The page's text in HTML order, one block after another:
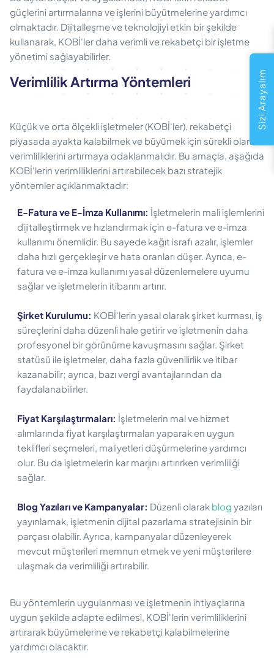
güçlerini artırmalarına ve işlerini büyütmelerine yardımcı
olmaktadır. Dijitalleşme ve teknolojiyi etkin bir şekilde
kullanarak, KOBİ'ler daha verimli ve rekabetçi bir işletme
yönetimi sağlayabilirler.
Verimlilik Artırma Yöntemleri
Küçük ve orta ölçekli işletmeler (KOBİ'ler), rekabetçi
piyasada ayakta kalabilmek ve büyümek için sürekli olarak
verimliliklerini artırmaya odaklanmalıdır. Bu amaçla, aşağıda
KOBİ'lerin verimliliklerini artırabilecek bazı stratejik
yöntemler açıklanmaktadır:
E-Fatura ve E-İmza Kullanımı: İşletmelerin mali işlemlerini
dijitalleştirmek ve hızlandırmak için e-fatura ve e-imza
kullanımı önemlidir. Bu sayede kağıt israfı azalır, işlemler
daha hızlı gerçekleşir ve hata oranları düşer. Ayrıca, e-
fatura ve e-imza kullanımı yasal düzenlemelere uyumu
sağlar ve işletmelerin itibarını artırır.
Şirket Kurulumu: KOBİ'lerin yasal olarak şirket kurması, iş
süreçlerini daha düzenli hale getirir ve işletmenin daha
profesyonel bir görünüme kavuşmasını sağlar. Şirket
statüsü ile işletmeler, daha fazla güvenilirlik ve itibar
kazanabilir; ayrıca, bazı vergi avantajlarından da
faydalanabilirler.
Fiyat Karşılaştırmaları: İşletmelerin mal ve hizmet
alımlarında fiyat karşılaştırmaları yaparak en uygun
teklifleri seçmeleri, maliyetleri düşürmelerine yardımcı
olur. Bu da işletmelerin kar marjını artırırken verimliliği
sağlar.
Blog Yazıları ve Kampanyalar: Düzenli olarak blog yazıları
yayınlamak, işletmenin dijital pazarlama stratejisinin bir
parçası olabilir. Ayrıca, kampanyalar düzenleyerek
mevcut müşterileri memnun etmek ve yeni müşterilere
ulaşmak da verimliliği artırabilir.
Bu yöntemlerin uygulanması ve işletmenin ihtiyaçlarına
uygun şekilde adapte edilmesi, KOBİ'lerin verimliliklerini
artırarak büyümelerine ve rekabetçi kalabilmelerine
yardımcı olacaktır.
Sizi Arayalım